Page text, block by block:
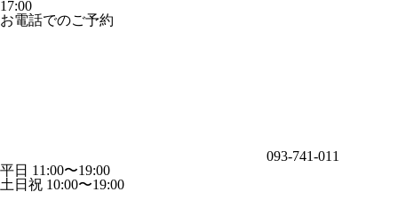
17:00
お電話でのご予約
093-741-011
平日 11:00〜19:00
土日祝 10:00〜19:00